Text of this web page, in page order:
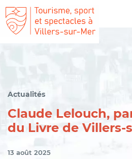
Actualités
Claude Lelouch,
du Livre de Villers-
13 août 2025